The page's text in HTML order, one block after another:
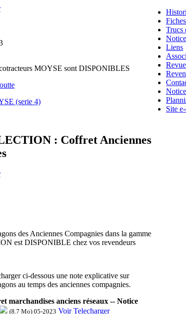
MOYSE sont DISPONIBLES
(serie 4)
: Coffret Anciennes
des Anciennes Compagnies dans la gamme
est DISPONIBLE chez vos revendeurs
ci-dessous une note explicative sur
au temps des anciennes compagnies.
marchandises anciens réseaux -- Notice
(8.7 Mo) 05-2023 Voir Telecharger
Trucs
Liens
Site